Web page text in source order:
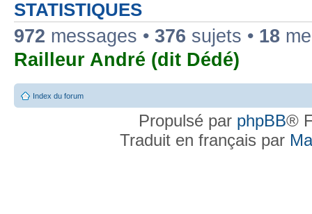
STATISTIQUES
972 messages • 376 sujets • 18
Railleur André (dit Dédé)
Index du forum
Propulsé par phpBB®
Traduit en français par